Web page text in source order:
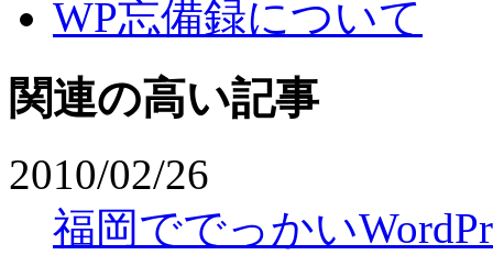
WP忘備録について
関連の高い記事
2010/02/26
福岡ででっかい